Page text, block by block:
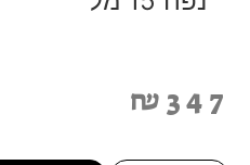
₪ 347